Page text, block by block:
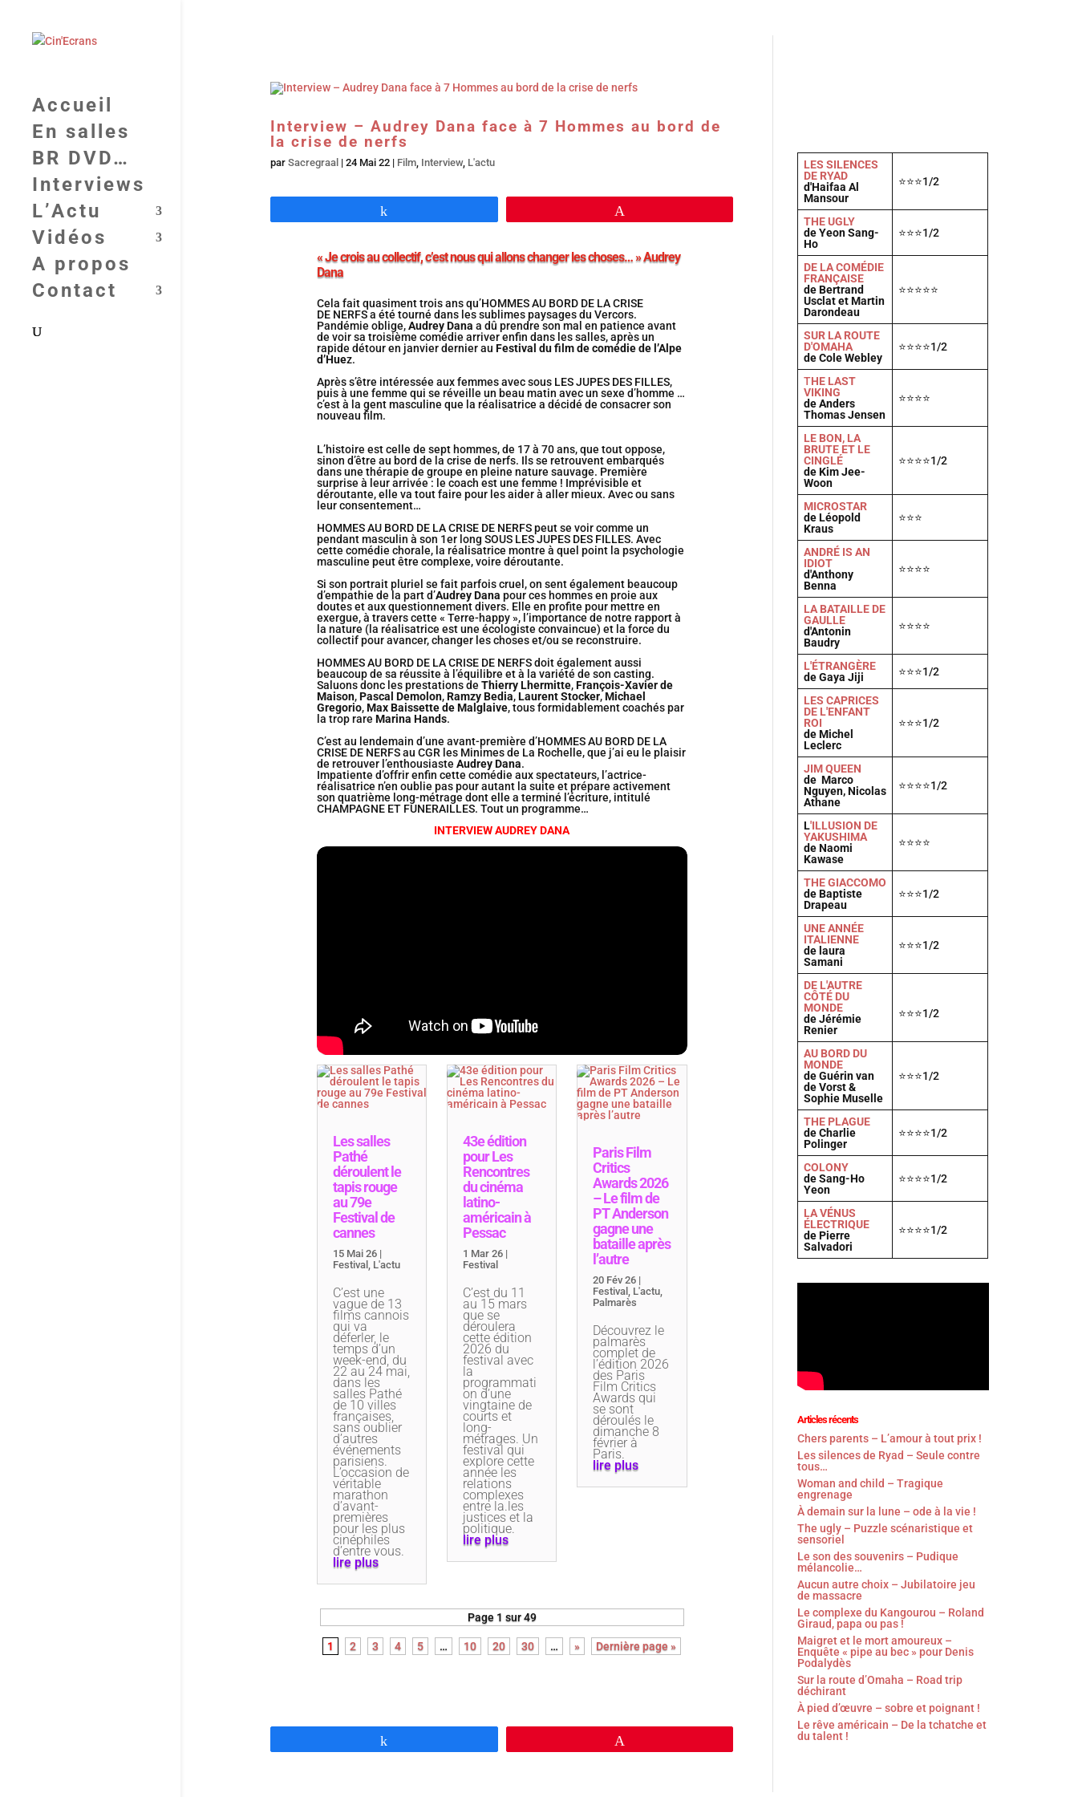
Accueil
En salles
BR DVD…
Interviews
L’Actu
Vidéos
A propos
Contact
Interview – Audrey Dana face à 7 Hommes au bord de
la crise de nerfs
par Sacregraal | 24 Mai 22| Film, Interview, L'actu
« Je crois au collectif, c’est nous qui allons changer les choses… » Audrey
Dana
Cela fait quasiment trois ans qu’HOMMES AU BORD DE LA CRISE
DE NERFS a été tourné dans les sublimes paysages du Vercors.
Pandémie oblige,Audrey Dana a dû prendre son mal en patience avant
de voir sa troisième comédie arriver enfin dans les salles, après un
rapide détour en janvier dernier au Festival du film de comédie de l’Alpe
d’Huez.
Après s’être intéressée aux femmes avec sous LES JUPES DES FILLES,
puis à une femme qui se réveille un beau matin avec un sexe d’homme …
c’est à la gent masculine que la réalisatrice a décidé de consacrer son
nouveau film.
L’histoire est celle de sept hommes, de 17 à 70 ans, que tout oppose,
sinon d’être au bord de la crise de nerfs. Ils se retrouvent embarqués
dans une thérapie de groupe en pleine nature sauvage. Première
surprise à leur arrivée : le coach est une femme ! Imprévisible et
déroutante, elle va tout faire pour les aider à aller mieux. Avec ou sans
leur consentement…
HOMMES AU BORD DE LA CRISE DE NERFS peut se voir comme un
pendant masculin à son 1er long SOUS LES JUPES DES FILLES. Avec
cette comédie chorale, la réalisatrice montre à quel point la psychologie
masculine peut être complexe, voire déroutante.
Si son portrait pluriel se fait parfois cruel, on sent également beaucoup
d’empathie de la part d’Audrey Dana pour ces hommes en proie aux
doutes et aux questionnement divers. Elle en profite pour mettre en
exergue, à travers cette « Terre-happy », l’importance de notre rapport à
la nature (la réalisatrice est une écologiste convaincue) et la force du
collectif pour avancer, changer les choses et/ou se reconstruire.
HOMMES AU BORD DE LA CRISE DE NERFS doit également aussi
beaucoup de sa réussite à l’équilibre et à la variété de son casting.
Saluons donc les prestations de Thierry Lhermitte,François-Xavier de
Maison,Pascal Demolon,Ramzy Bedia,Laurent Stocker,Michael
Gregorio,Max Baissette de Malglaive, tous formidablement coachés par
la trop rare Marina Hands.
C’est au lendemain d’une avant-première d’HOMMES AU BORD DE LA
CRISE DE NERFS au CGR les Minimes de La Rochelle, que j’ai eu le plaisir
de retrouver l’enthousiaste Audrey Dana.
Impatiente d’offrir enfin cette comédie aux spectateurs, l’actrice-
réalisatrice n’en oublie pas pour autant la suite et prépare activement
son quatrième long-métrage dont elle a terminé l’écriture, intitulé
CHAMPAGNE ET FUNERAILLES. Tout un programme…
INTERVIEW AUDREY DANA
Les salles
Pathé
déroulent le
tapis rouge
au 79e
Festival de
cannes
15 Mai 26|
Festival , L'actu
C’est une
vague de 13
films cannois
qui va
déferler, le
temps d’un
week-end, du
22 au 24 mai,
dans les
salles Pathé
de 10 villes
françaises,
sans oublier
d’autres
événements
parisiens.
L’occasion de
véritable
marathon
d’avant-
premières
pour les plus
cinéphiles
d’entre vous.
lire plus
43e édition
pour Les
Rencontres
du cinéma
latino-
américain à
Pessac
1 Mar 26 |
Festival
C’est du 11
au 15 mars
que se
déroulera
cette édition
2026 du
festival avec
la
programmati
on d’une
vingtaine de
courts et
long-
métrages. Un
festival qui
explore cette
année les
relations
complexes
entre la.les
justices et la
politique.
lire plus
Paris Film
Critics
Awards 2026
– Le film de
PT Anderson
gagne une
bataille après
l’autre
20 Fév 26 |
Festival , L'actu,
Palmarès
Découvrez le
palmarès
complet de
l’édition 2026
des Paris
Film Critics
Awards qui
se sont
déroulés le
dimanche 8
février à
Paris.
lire plus
Page 1 sur 49
1 2 3 4 5 … 10 20 30 … » Dernière page »
LES SILENCES
DE RYAD
d'Haifaa Al
Mansour
⭐⭐⭐1/2
THE UGLY
de Yeon Sang-
Ho
⭐⭐⭐1/2
DE LA COMÉDIE
FRANÇAISE
de Bertrand
Usclat et Martin
Darondeau
⭐⭐⭐⭐⭐
SUR LA ROUTE
D'OMAHA
de Cole Webley
⭐⭐⭐⭐1/2
THE LAST
VIKING
de Anders
Thomas Jensen
⭐⭐⭐⭐
LE BON, LA
BRUTE ET LE
CINGLÉ
de Kim Jee-
Woon
⭐⭐⭐⭐1/2
MICROSTAR
de Léopold
Kraus
⭐⭐⭐
ANDRÉ IS AN
IDIOT
d'Anthony
Benna
⭐⭐⭐⭐
LA BATAILLE DE
GAULLE
d'Antonin
Baudry
⭐⭐⭐⭐
L'ÉTRANGÈRE
de Gaya Jiji
⭐⭐⭐1/2
LES CAPRICES
DE L'ENFANT
ROI
de Michel
Leclerc
⭐⭐⭐1/2
JIM QUEEN
de Marco
Nguyen, Nicolas
Athane
⭐⭐⭐⭐1/2
L'ILLUSION DE
YAKUSHIMA
de Naomi
Kawase
⭐⭐⭐⭐
THE GIACCOMO
de Baptiste
Drapeau
⭐⭐⭐1/2
UNE ANNÉE
ITALIENNE
de laura
Samani
⭐⭐⭐1/2
DE L'AUTRE
CÔTÉ DU
MONDE
de Jérémie
Renier
⭐⭐⭐1/2
AU BORD DU
MONDE
de Guérin van
de Vorst &
Sophie Muselle
⭐⭐⭐1/2
THE PLAGUE
de Charlie
Polinger
⭐⭐⭐⭐1/2
COLONY
de Sang-Ho
Yeon
⭐⭐⭐⭐1/2
LA VÉNUS
ÉLECTRIQUE
de Pierre
Salvadori
⭐⭐⭐⭐1/2
Articles récents
Chers parents – L’amour à tout prix !
Les silences de Ryad – Seule contre
tous…
Woman and child – Tragique
engrenage
À demain sur la lune – ode à la vie !
The ugly – Puzzle scénaristique et
sensoriel
Le son des souvenirs – Pudique
mélancolie…
Aucun autre choix – Jubilatoire jeu
de massacre
Le complexe du Kangourou – Roland
Giraud, papa ou pas !
Maigret et le mort amoureux –
Enquête « pipe au bec » pour Denis
Podalydès
Sur la route d’Omaha – Road trip
déchirant
À pied d’œuvre – sobre et poignant !
Le rêve américain – De la tchatche et
du talent !